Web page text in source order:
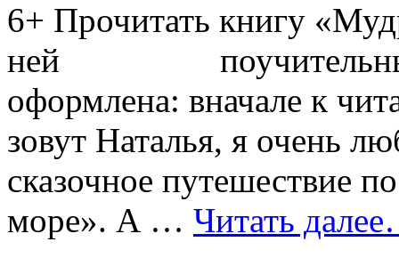
6+ Прочитать книгу
ней поучительный
оформлена: вначале к
зовут Наталья, я очень
сказочное путешествие
море». А … Читать